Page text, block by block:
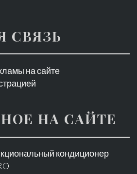
СВЯЗЬ
на сайте
НА САЙТЕ
кондиционер